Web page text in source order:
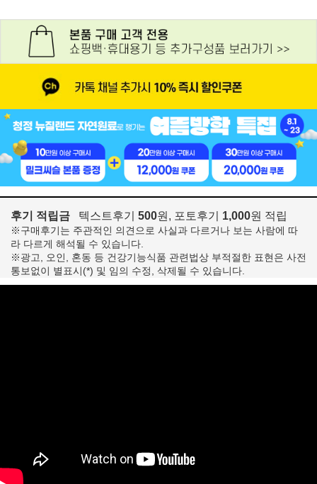
후기 적립금 텍스트후기 500원, 포토후기 1,000원 적립
※구매후기는 주관적인 의견으로 사실과 다르거나 보는 사람에 따
라 다르게 해석될 수 있습니다.
※광고, 오인, 혼동 등 건강기능식품 관련법상 부적절한 표현은 사전
통보없이 별표시(*) 및 임의 수정, 삭제될 수 있습니다.